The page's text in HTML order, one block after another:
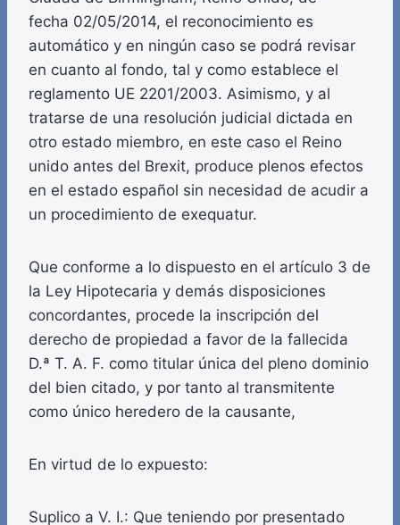
fecha 02/05/2014, el reconocimiento es
automático y en ningún caso se podrá revisar
en cuanto al fondo, tal y como establece el
reglamento UE 2201/2003. Asimismo, y al
tratarse de una resolución judicial dictada en
otro estado miembro, en este caso el Reino
unido antes del Brexit, produce plenos efectos
en el estado español sin necesidad de acudir a
un procedimiento de exequatur.
Que conforme a lo dispuesto en el artículo 3 de
la Ley Hipotecaria y demás disposiciones
concordantes, procede la inscripción del
derecho de propiedad a favor de la fallecida
D.ª T. A. F. como titular única del pleno dominio
del bien citado, y por tanto al transmitente
como único heredero de la causante,
En virtud de lo expuesto:
Suplico a V. I.: Que teniendo por presentado